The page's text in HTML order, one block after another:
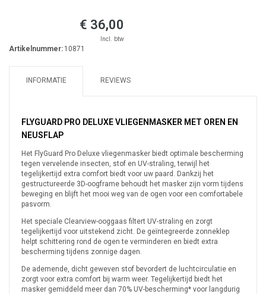
€ 36,00
Incl. btw
Artikelnummer: 10871
INFORMATIE REVIEWS
FLYGUARD PRO DELUXE VLIEGENMASKER MET OREN EN
NEUSFLAP
Het FlyGuard Pro Deluxe vliegenmasker biedt optimale bescherming
tegen vervelende insecten, stof en UV-straling, terwijl het
tegelijkertijd extra comfort biedt voor uw paard. Dankzij het
gestructureerde 3D-oogframe behoudt het masker zijn vorm tijdens
beweging en blijft het mooi weg van de ogen voor een comfortabele
pasvorm.
Het speciale Clearview-ooggaas filtert UV-straling en zorgt
tegelijkertijd voor uitstekend zicht. De geïntegreerde zonneklep
helpt schittering rond de ogen te verminderen en biedt extra
bescherming tijdens zonnige dagen.
De ademende, dicht geweven stof bevordert de luchtcirculatie en
zorgt voor extra comfort bij warm weer. Tegelijkertijd biedt het
masker gemiddeld meer dan 70% UV-bescherming* voor langdurig